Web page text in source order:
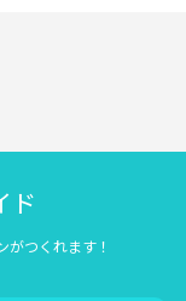
ド
つくれます！